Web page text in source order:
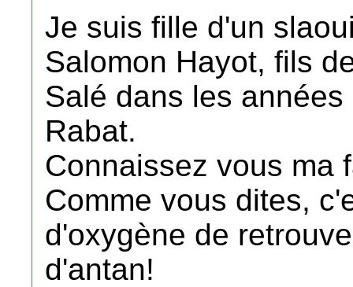
Je suis fille d'un
Salomon Hayot, fils
Salé dans les
Rabat.
Connaissez vous ma
Comme vous dites,
d'oxygène de
d'antan!